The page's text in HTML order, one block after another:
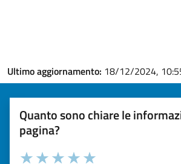
Ultimo aggiornamento: 18/12/2024,
Quanto sono chiare le
pagina?
Valuta la chiarezza delle informazioni (da 1 a 5
Seleziona il numero di stelle per